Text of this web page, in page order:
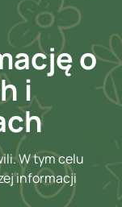
o
i
W tym celu
informacji